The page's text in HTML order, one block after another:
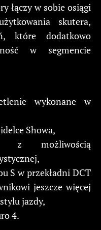
łączy w sobie osiągi
skutera,
które dodatkowo
w segmencie
wykonane w
Showa,
z możliwością
S w przekładni DCT
jeszcze więcej
jazdy,
4.